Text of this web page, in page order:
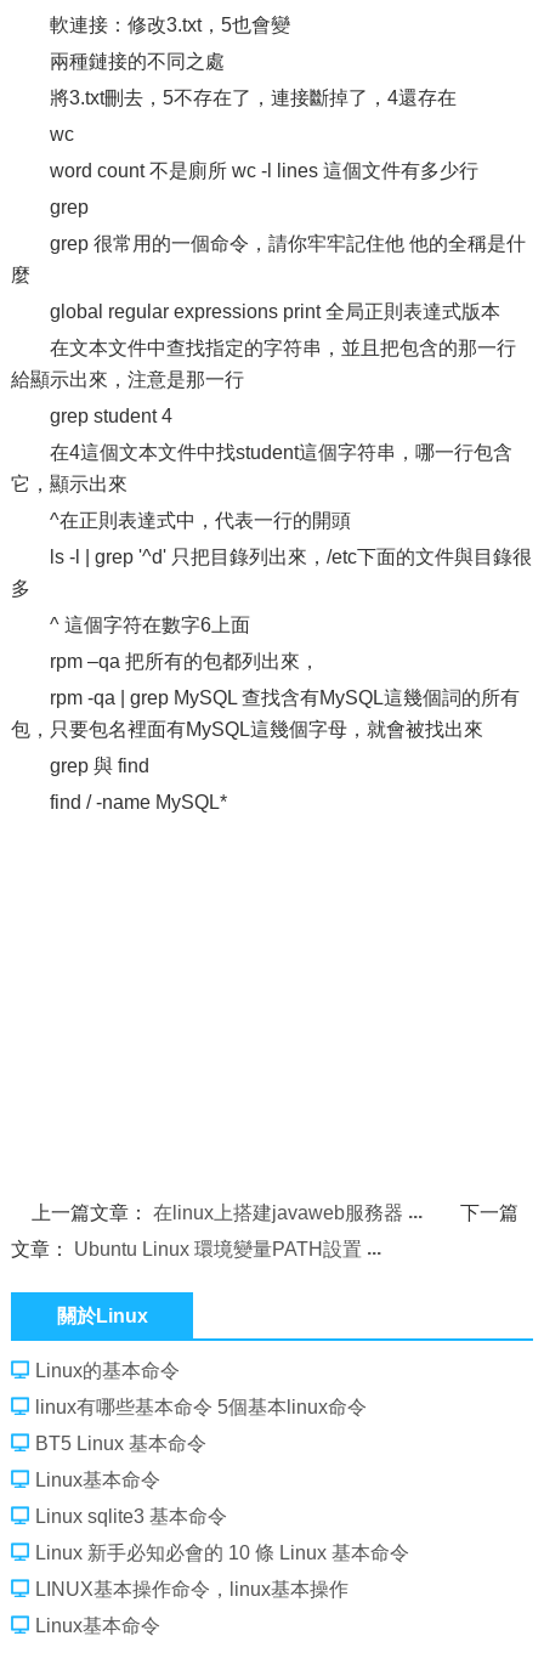
軟連接：修改3.txt，5也會變
兩種鏈接的不同之處
將3.txt刪去，5不存在了，連接斷掉了，4還存在
wc
word count 不是廁所 wc -l lines 這個文件有多少行
grep
grep 很常用的一個命令，請你牢牢記住他 他的全稱是什
麼
global regular expressions print 全局正則表達式版本
在文本文件中查找指定的字符串，並且把包含的那一行
給顯示出來，注意是那一行
grep student 4
在4這個文本文件中找student這個字符串，哪一行包含
它，顯示出來
^在正則表達式中，代表一行的開頭
ls -l | grep '^d' 只把目錄列出來，/etc下面的文件與目錄很
多
^ 這個字符在數字6上面
rpm –qa 把所有的包都列出來，
rpm -qa | grep MySQL 查找含有MySQL這幾個詞的所有
包，只要包名裡面有MySQL這幾個字母，就會被找出來
grep 與 find
find / -name MySQL*
上一篇文章：在linux上搭建javaweb服務器
下一篇
文章： Ubuntu Linux 環境變量PATH設置
關於Linux
Linux的基本命令
linux有哪些基本命令 5個基本linux命令
BT5 Linux 基本命令
Linux基本命令
Linux sqlite3 基本命令
Linux 新手必知必會的 10 條 Linux 基本命令
LINUX基本操作命令，linux基本操作
Linux基本命令